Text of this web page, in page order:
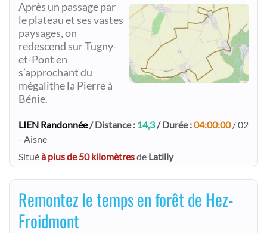
Après un passage par
le plateau et ses vastes
paysages, on
redescend sur Tugny-
et-Pont en
s’approchant du
mégalithe la Pierre à
Bénie.
LIEN Randonnée/ Distance : 14,3/ Durée :04:00:00/ 02
- Aisne
Situéà plus de 50 kilomètresde Latilly
Remontez le temps en forêt de Hez-
Froidmont